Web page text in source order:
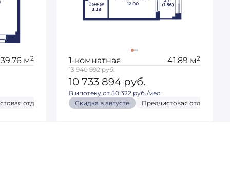
Чистовая отделка Кухня-гостиная
39.76 м2
отделка Скидка в августе Предчистовая отделка
1-комнатная 41.89 м2
13 940 992руб.
10 733 894 руб.
В ипотеку от 50 322 руб./мес.
Скидка в августе
Предчистовая отделка